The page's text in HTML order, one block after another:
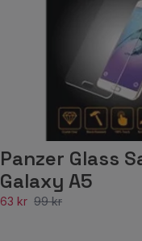
Panzer Glass
Galaxy A5
63 kr 99 kr